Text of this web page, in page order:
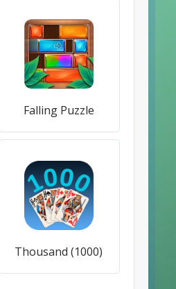
Falling Puzzle
Thousand (1000)